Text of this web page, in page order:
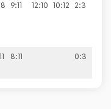
9:11 12:10 10:12 2:3
8:11 0:3